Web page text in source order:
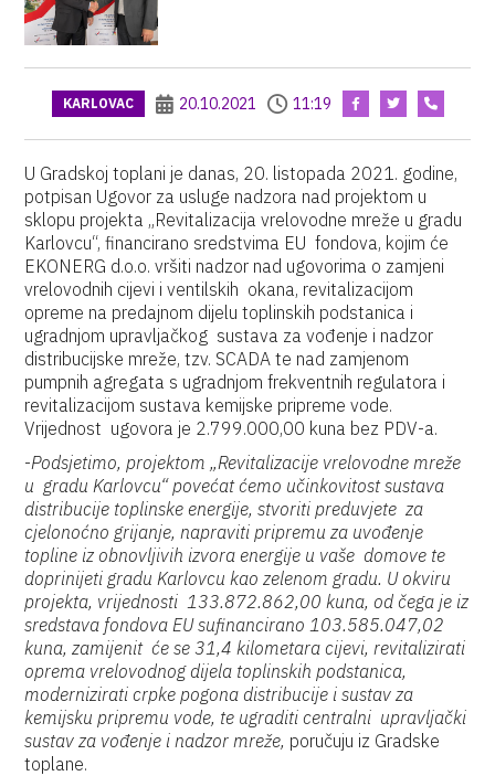
KARLOVAC 20.10.2021 11:19
U Gradskoj toplani je danas, 20. listopada 2021. godine,
potpisan Ugovor za usluge nadzora nad projektom u
sklopu projekta „Revitalizacija vrelovodne mreže u gradu
Karlovcu“, financirano sredstvima EU fondova, kojim će
EKONERG d.o.o. vršiti nadzor nad ugovorima o zamjeni
vrelovodnih cijevi i ventilskih okana, revitalizacijom
opreme na predajnom dijelu toplinskih podstanica i
ugradnjom upravljačkog sustava za vođenje i nadzor
distribucijske mreže, tzv. SCADA te nad zamjenom
pumpnih agregata s ugradnjom frekventnih regulatora i
revitalizacijom sustava kemijske pripreme vode.
Vrijednost ugovora je 2.799.000,00 kuna bez PDV-a.
-Podsjetimo, projektom „Revitalizacije vrelovodne mreže
u gradu Karlovcu“ povećat ćemo učinkovitost sustava
distribucije toplinske energije, stvoriti preduvjete za
cjelonoćno grijanje, napraviti pripremu za uvođenje
topline iz obnovljivih izvora energije u vaše domove te
doprinijeti gradu Karlovcu kao zelenom gradu. U okviru
projekta, vrijednosti 133.872.862,00 kuna, od čega je iz
sredstava fondova EU sufinancirano 103.585.047,02
kuna, zamijenit će se 31,4 kilometara cijevi, revitalizirati
oprema vrelovodnog dijela toplinskih podstanica,
modernizirati crpke pogona distribucije i sustav za
kemijsku pripremu vode, te ugraditi centralni upravljački
sustav za vođenje i nadzor mreže, poručuju iz Gradske
toplane.